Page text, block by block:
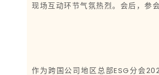
现场互动环节气氛热烈。会后，参
作为跨国公司地区总部ESG分会